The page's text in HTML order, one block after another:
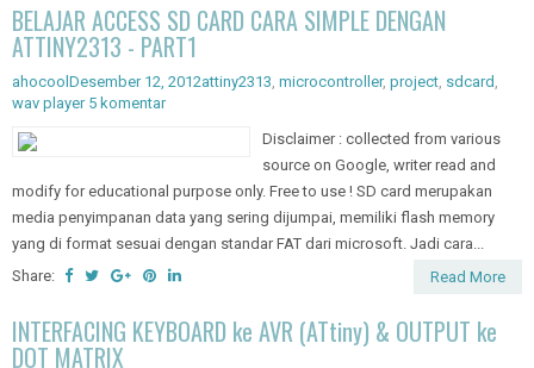
BELAJAR ACCESS SD CARD CARA SIMPLE DENGAN
ATTINY2313 - PART1
ahocoolDesember 12, 2012attiny2313 microcontroller, project sdcard
wav player 5 komentar
Disclaimer : collected from various
source on Google, writer read and
modify for educational purpose only. Free to use ! SD card merupakan
media penyimpanan data yang sering dijumpai, memiliki flash memory
yang di format sesuai dengan standar FAT dari microsoft. Jadi cara...
Share:
Read More
INTERFACING KEYBOARD ke AVR (ATtiny) & OUTPUT ke
DOT MATRIX